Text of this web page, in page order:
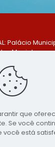
Palácio
Maciel
Una - PE. CEP:
(81) 99548-1569
de
Bento do
que
Se você
você está